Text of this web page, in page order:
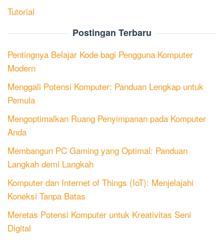
Tutorial
Postingan Terbaru
Pentingnya Belajar Kode bagi Pengguna Komputer
Modern
Menggali Potensi Komputer: Panduan Lengkap untuk
Pemula
Mengoptimalkan Ruang Penyimpanan pada Komputer
Anda
Membangun PC Gaming yang Optimal: Panduan
Langkah demi Langkah
Komputer dan Internet of Things (IoT): Menjelajahi
Koneksi Tanpa Batas
Meretas Potensi Komputer untuk Kreativitas Seni
Digital